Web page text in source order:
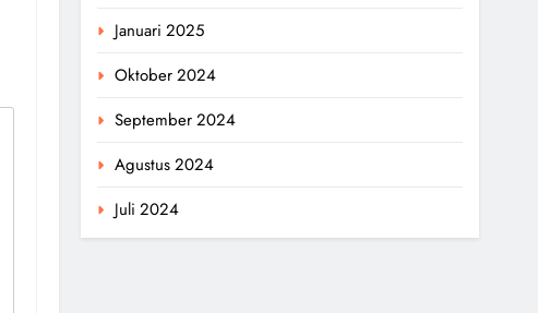
Januari 2025
Oktober 2024
September 2024
Agustus 2024
Juli 2024